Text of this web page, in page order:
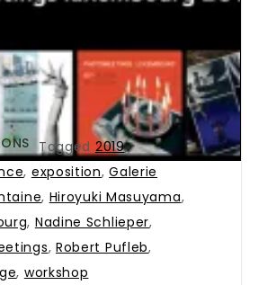
Tagged 2019,
, exposition,Galerie
, Hiroyuki Masuyama,
, Nadine Schlieper,
, Robert Pufleb,
, workshop